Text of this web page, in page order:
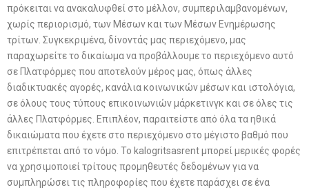
πρόκειται να ανακαλυφθεί στο μέλλον, συμπεριλαμβανομένων,
χωρίς περιορισμό, των Μέσων και των Μέσων Ενημέρωσης
τρίτων. Συγκεκριμένα, δίνοντάς μας περιεχόμενο, μας
παραχωρείτε το δικαίωμα να προβάλλουμε το περιεχόμενο αυτό
σε Πλατφόρμες που αποτελούν μέρος μας, όπως άλλες
διαδικτυακές αγορές, κανάλια κοινωνικών μέσων και ιστολόγια,
σε όλους τους τύπους επικοινωνιών μάρκετινγκ και σε όλες τις
άλλες Πλατφόρμες. Επιπλέον, παραιτείστε από όλα τα ηθικά
δικαιώματα που έχετε στο περιεχόμενο στο μέγιστο βαθμό που
επιτρέπεται από το νόμο. Το kalogritsasrent μπορεί μερικές φορές
να χρησιμοποιεί τρίτους προμηθευτές δεδομένων για να
συμπληρώσει τις πληροφορίες που έχετε παράσχει σε ένα